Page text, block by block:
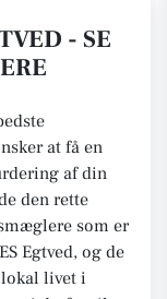
- SE
at få en
af din
den rette
som er
Egtved, og de
livet i